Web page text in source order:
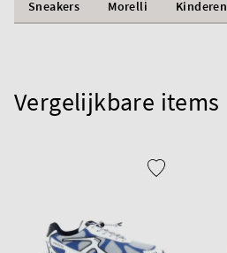
Sneakers Morelli Kinderen
Vergelijkbare items